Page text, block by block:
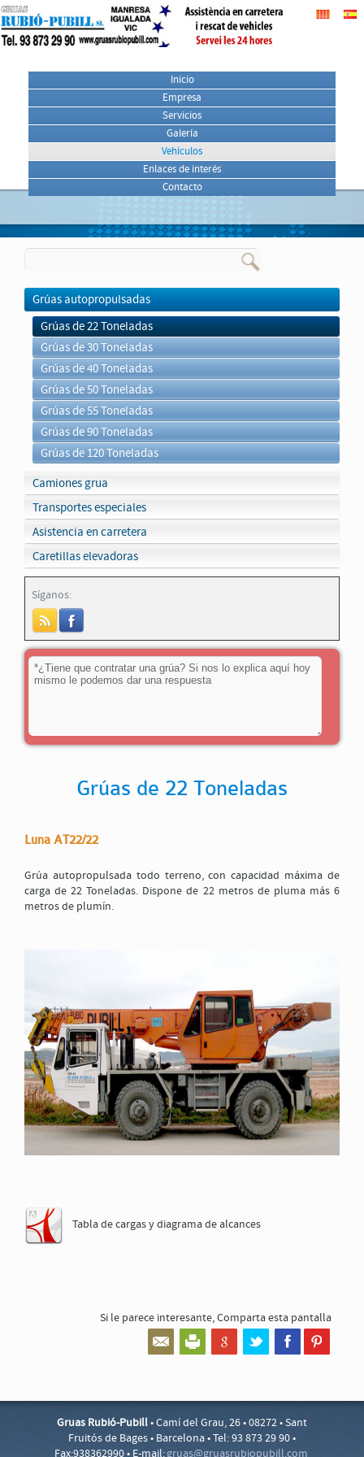
Inicio
Empresa
Servicios
Galería
Vehículos
Enlaces de interés
Contacto
Grúas autopropulsadas
Grúas de 22 Toneladas
Grúas de 30 Toneladas
Grúas de 40 Toneladas
Grúas de 50 Toneladas
Grúas de 55 Toneladas
Grúas de 90 Toneladas
Grúas de 120 Toneladas
Camiones grua
Transportes especiales
Asistencia en carretera
Caretillas elevadoras
Síganos:
Cerrar el formulario
Grúas de 22 Toneladas
Luna AT22/22
Grúa autopropulsada todo terreno, con capacidad máxima de
carga de 22 Toneladas. Dispone de 22 metros de pluma más 6
metros de plumín.
Tabla de cargas y diagrama de alcances
Si le parece interesante,Comparta esta pantalla
Gruas Rubió-Pubill• Camí del Grau, 26 • 08272 • Sant
Fruitós de Bages • Barcelona • Tel: 93 873 29 90 •
Fax:938362990 • E-mail:gruas@gruasrubiopubill.com